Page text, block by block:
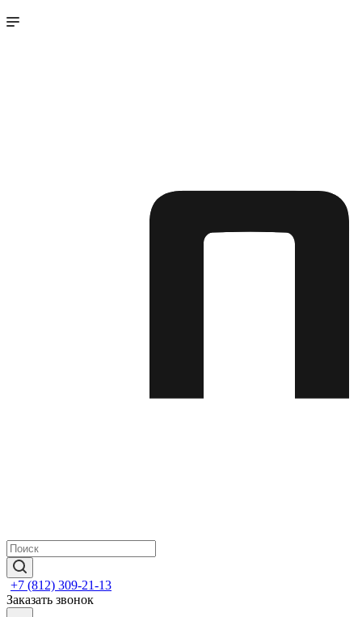
+7 (812) 309-21-13
Заказать звонок